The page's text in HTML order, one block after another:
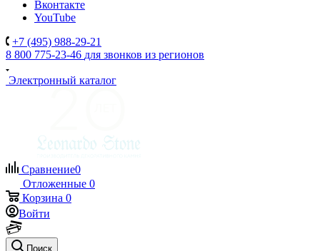
Вконтакте
YouTube
+7 (495) 988-29-21
8 800 775-23-46 для звонков из регионов
Электронный каталог
Сравнение0
Отложенные 0
Корзина 0
Войти
Поиск